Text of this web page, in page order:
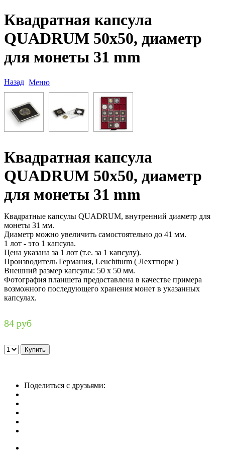
Квадратная капсула
QUADRUM 50х50, диаметр
для монеты 31 mm
Назад Меню
Квадратная капсула
QUADRUM 50х50, диаметр
для монеты 31 mm
Квадратные капсулы QUADRUM, внутренний диаметр для
монеты 31 мм.
Диаметр можно увеличить самостоятельно до 41 мм.
1 лот - это 1 капсула.
Цена указана за 1 лот (т.е. за 1 капсулу).
Производитель Германия, Leuchtturm ( Лехттюрм )
Внешний размер капсулы: 50 х 50 мм.
Фотография планшета предоставлена в качестве примера
возможного последующего хранения монет в указанных
капсулах.
84 руб
Поделиться с друзьями: